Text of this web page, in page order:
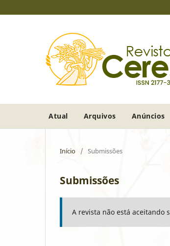
Atual Arquivos Anúncios
Início / Submissões
Submissões
A revista não está aceitando